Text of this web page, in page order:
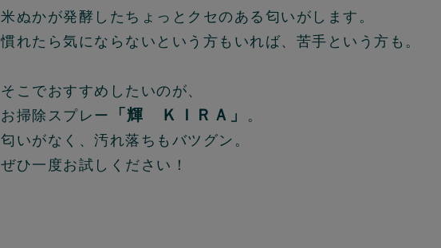
米ぬかが発酵したちょっとクセのある匂いがします。
慣れたら気にならないという方もいれば、苦手という方も。
そこでおすすめしたいのが、
お掃除スプレー
「輝 ＫＩＲＡ」
。
匂いがなく、汚れ落ちもバツグン。
ぜひ一度お試しください！